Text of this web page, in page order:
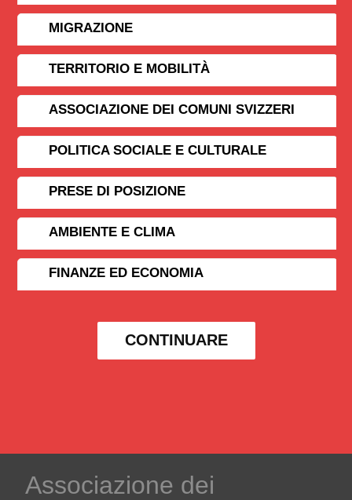
MIGRAZIONE
TERRITORIO E MOBILITÀ
ASSOCIAZIONE DEI COMUNI SVIZZERI
POLITICA SOCIALE E CULTURALE
PRESE DI POSIZIONE
AMBIENTE E CLIMA
FINANZE ED ECONOMIA
CONTINUARE
Associazione dei